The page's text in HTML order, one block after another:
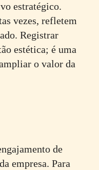
estratégico.
vezes, refletem
Registrar
estética; é uma
o valor da
de
empresa. Para